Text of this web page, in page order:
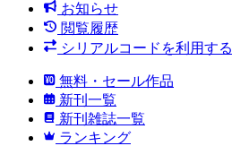
お知らせ
閲覧履歴
シリアルコードを利用する
無料・セール作品
新刊一覧
新刊雑誌一覧
ランキング